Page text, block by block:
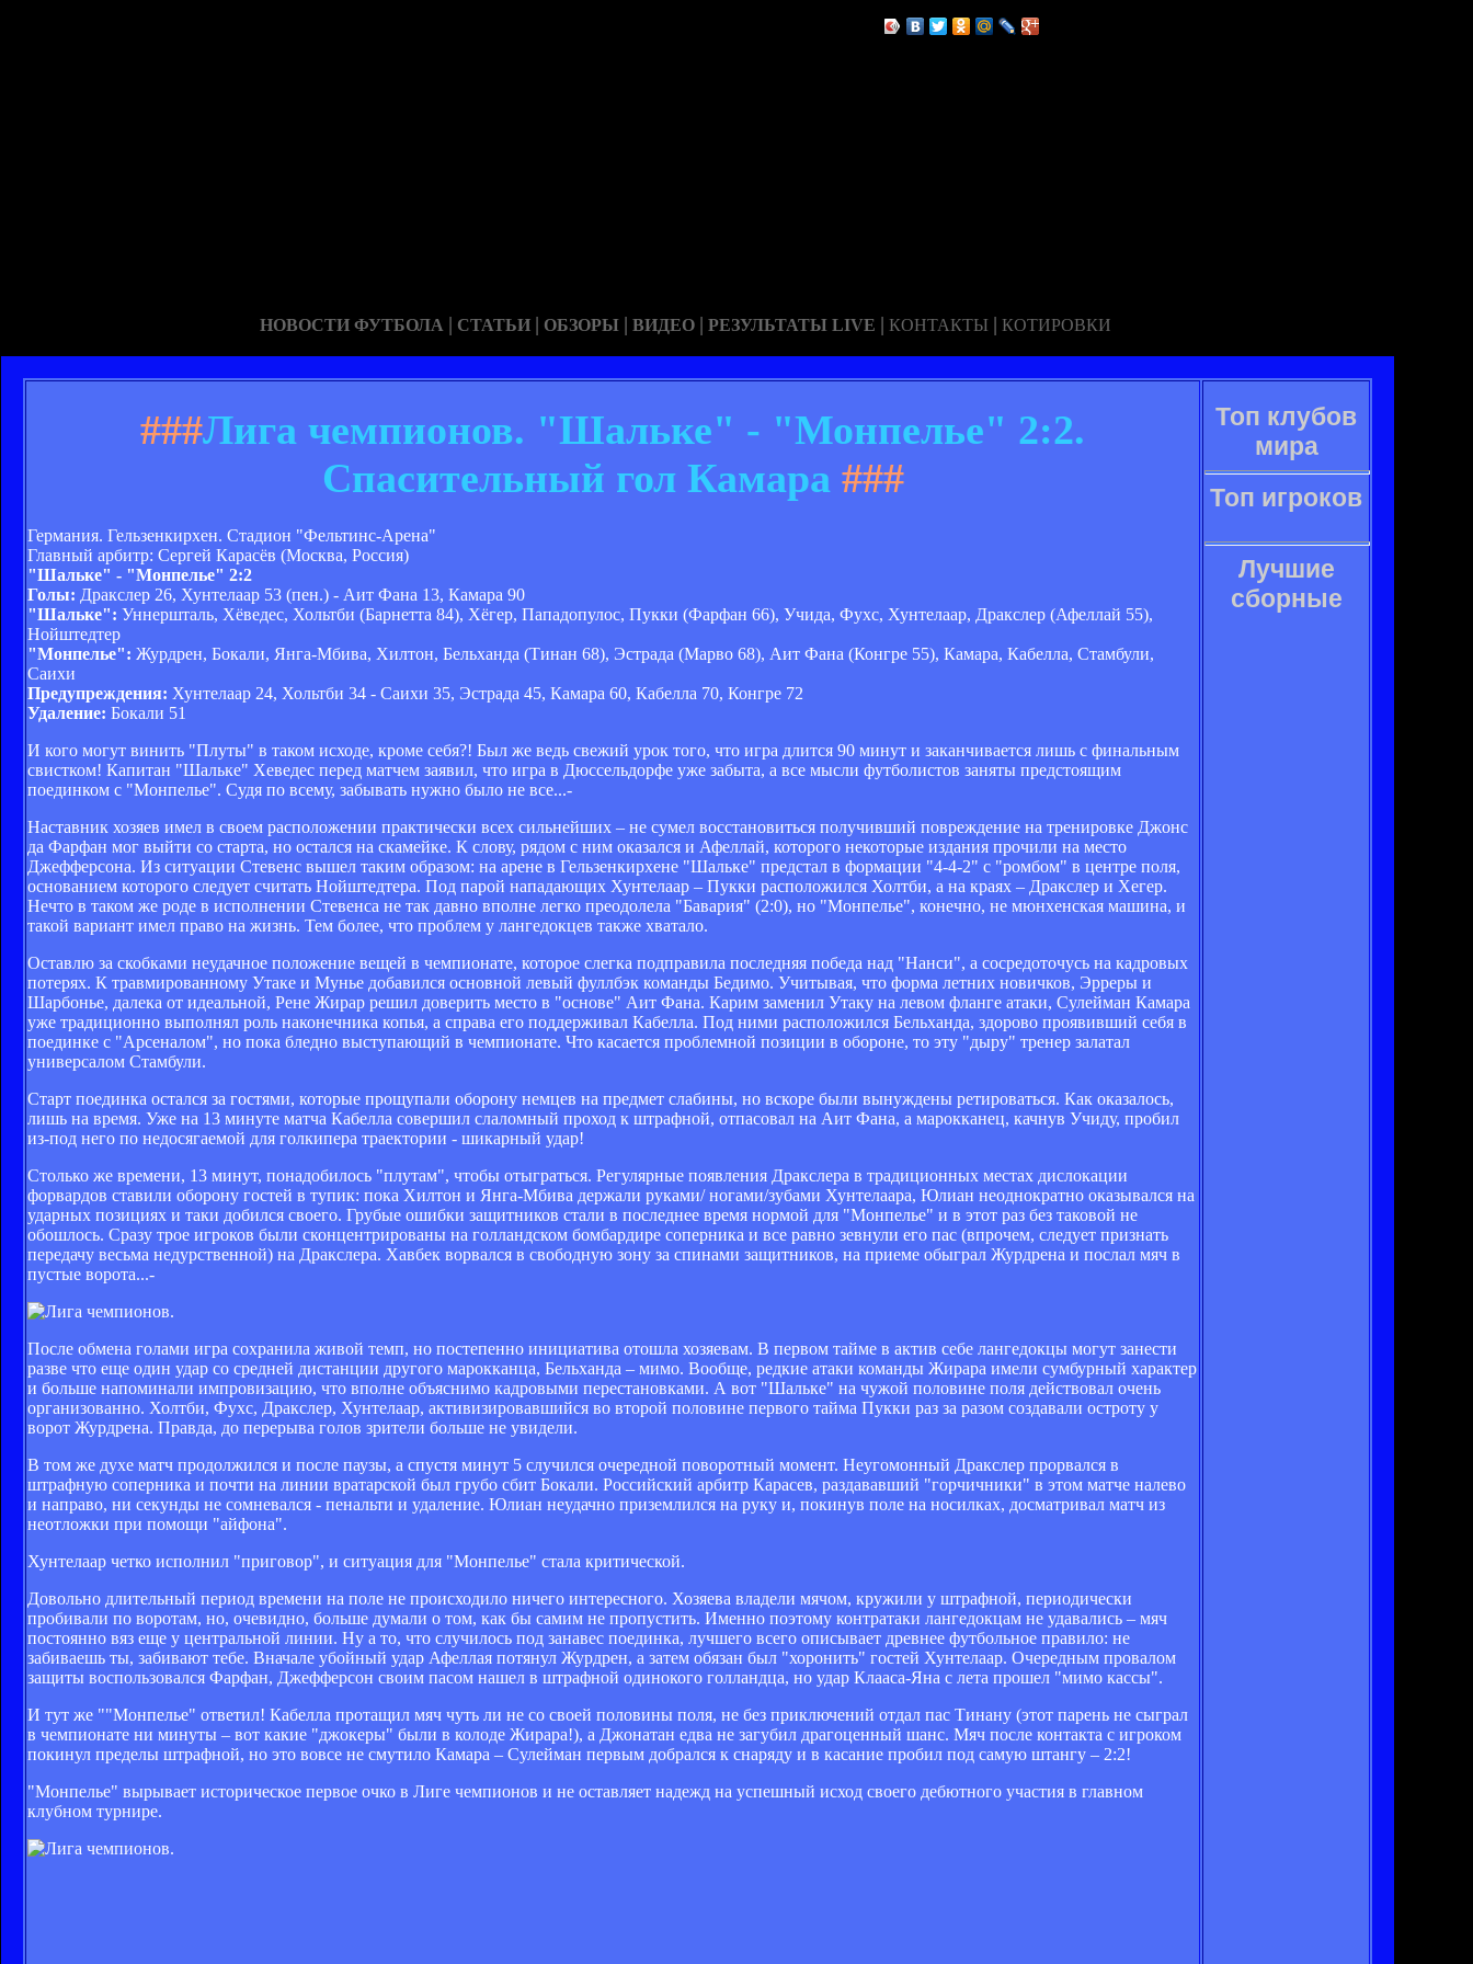
НОВОСТИ ФУТБОЛА | СТАТЬИ | ОБЗОРЫ | ВИДЕО | РЕЗУЛЬТАТЫ LIVE | КОНТАКТЫ | КОТИРОВКИ
###Лига чемпионов. "Шальке" - "Монпелье" 2:2.
Спасительный гол Камара###
Германия. Гельзенкирхен. Стадион "Фельтинс-Арена"
Главный арбитр: Сергей Карасёв (Москва, Россия)
"Шальке" - "Монпелье" 2:2
Голы: Дракслер 26, Хунтелаар 53 (пен.) - Аит Фана 13, Камара 90
"Шальке": Уннершталь, Хёведес, Хольтби (Барнетта 84), Хёгер, Пападопулос, Пукки (Фарфан 66), Учида, Фухс, Хунтелаар, Дракслер (Афеллай 55),
Нойштедтер
"Монпелье": Журдрен, Бокали, Янга-Мбива, Хилтон, Бельханда (Тинан 68), Эстрада (Марво 68), Аит Фана (Конгре 55), Камара, Кабелла, Стамбули,
Саихи
Предупреждения: Хунтелаар 24, Хольтби 34 - Саихи 35, Эстрада 45, Камара 60, Кабелла 70, Конгре 72
Удаление: Бокали 51
И кого могут винить "Плуты" в таком исходе, кроме себя?! Был же ведь свежий урок того, что игра длится 90 минут и заканчивается лишь с финальным
свистком! Капитан "Шальке" Хеведес перед матчем заявил, что игра в Дюссельдорфе уже забыта, а все мысли футболистов заняты предстоящим
поединком с "Монпелье". Судя по всему, забывать нужно было не все...-
Наставник хозяев имел в своем расположении практически всех сильнейших – не сумел восстановиться получивший повреждение на тренировке Джонс
да Фарфан мог выйти со старта, но остался на скамейке. К слову, рядом с ним оказался и Афеллай, которого некоторые издания прочили на место
Джефферсона. Из ситуации Стевенс вышел таким образом: на арене в Гельзенкирхене "Шальке" предстал в формации "4-4-2" с "ромбом" в центре поля,
основанием которого следует считать Нойштедтера. Под парой нападающих Хунтелаар – Пукки расположился Холтби, а на краях – Дракслер и Хегер.
Нечто в таком же роде в исполнении Стевенса не так давно вполне легко преодолела "Бавария" (2:0), но "Монпелье", конечно, не мюнхенская машина, и
такой вариант имел право на жизнь. Тем более, что проблем у лангедокцев также хватало.
Оставлю за скобками неудачное положение вещей в чемпионате, которое слегка подправила последняя победа над "Нанси", а сосредоточусь на кадровых
потерях. К травмированному Утаке и Мунье добавился основной левый фуллбэк команды Бедимо. Учитывая, что форма летних новичков, Эрреры и
Шарбонье, далека от идеальной, Рене Жирар решил доверить место в "основе" Аит Фана. Карим заменил Утаку на левом фланге атаки, Сулейман Камара
уже традиционно выполнял роль наконечника копья, а справа его поддерживал Кабелла. Под ними расположился Бельханда, здорово проявивший себя в
поединке с "Арсеналом", но пока бледно выступающий в чемпионате. Что касается проблемной позиции в обороне, то эту "дыру" тренер залатал
универсалом Стамбули.
Старт поединка остался за гостями, которые прощупали оборону немцев на предмет слабины, но вскоре были вынуждены ретироваться. Как оказалось,
лишь на время. Уже на 13 минуте матча Кабелла совершил слаломный проход к штрафной, отпасовал на Аит Фана, а марокканец, качнув Учиду, пробил
из-под него по недосягаемой для голкипера траектории - шикарный удар!
Столько же времени, 13 минут, понадобилось "плутам", чтобы отыграться. Регулярные появления Дракслера в традиционных местах дислокации
форвардов ставили оборону гостей в тупик: пока Хилтон и Янга-Мбива держали руками/ ногами/зубами Хунтелаара, Юлиан неоднократно оказывался на
ударных позициях и таки добился своего. Грубые ошибки защитников стали в последнее время нормой для "Монпелье" и в этот раз без таковой не
обошлось. Сразу трое игроков были сконцентрированы на голландском бомбардире соперника и все равно зевнули его пас (впрочем, следует признать
передачу весьма недурственной) на Дракслера. Хавбек ворвался в свободную зону за спинами защитников, на приеме обыграл Журдрена и послал мяч в
пустые ворота...-
После обмена голами игра сохранила живой темп, но постепенно инициатива отошла хозяевам. В первом тайме в актив себе лангедокцы могут занести
разве что еще один удар со средней дистанции другого марокканца, Бельханда – мимо. Вообще, редкие атаки команды Жирара имели сумбурный характер
и больше напоминали импровизацию, что вполне объяснимо кадровыми перестановками. А вот "Шальке" на чужой половине поля действовал очень
организованно. Холтби, Фухс, Дракслер, Хунтелаар, активизировавшийся во второй половине первого тайма Пукки раз за разом создавали остроту у
ворот Журдрена. Правда, до перерыва голов зрители больше не увидели.
В том же духе матч продолжился и после паузы, а спустя минут 5 случился очередной поворотный момент. Неугомонный Дракслер прорвался в
штрафную соперника и почти на линии вратарской был грубо сбит Бокали. Российский арбитр Карасев, раздававший "горчичники" в этом матче налево
и направо, ни секунды не сомневался - пенальти и удаление. Юлиан неудачно приземлился на руку и, покинув поле на носилках, досматривал матч из
неотложки при помощи "айфона".
Хунтелаар четко исполнил "приговор", и ситуация для "Монпелье" стала критической.
Довольно длительный период времени на поле не происходило ничего интересного. Хозяева владели мячом, кружили у штрафной, периодически
пробивали по воротам, но, очевидно, больше думали о том, как бы самим не пропустить. Именно поэтому контратаки лангедокцам не удавались – мяч
постоянно вяз еще у центральной линии. Ну а то, что случилось под занавес поединка, лучшего всего описывает древнее футбольное правило: не
забиваешь ты, забивают тебе. Вначале убойный удар Афеллая потянул Журдрен, а затем обязан был "хоронить" гостей Хунтелаар. Очередным провалом
защиты воспользовался Фарфан, Джефферсон своим пасом нашел в штрафной одинокого голландца, но удар Клааса-Яна с лета прошел "мимо кассы".
И тут же ""Монпелье" ответил! Кабелла протащил мяч чуть ли не со своей половины поля, не без приключений отдал пас Тинану (этот парень не сыграл
в чемпионате ни минуты – вот какие "джокеры" были в колоде Жирара!), а Джонатан едва не загубил драгоценный шанс. Мяч после контакта с игроком
покинул пределы штрафной, но это вовсе не смутило Камара – Сулейман первым добрался к снаряду и в касание пробил под самую штангу – 2:2!
"Монпелье" вырывает историческое первое очко в Лиге чемпионов и не оставляет надежд на успешный исход своего дебютного участия в главном
клубном турнире.
Топ клубов
мира
Топ игроков
Лучшие
сборные